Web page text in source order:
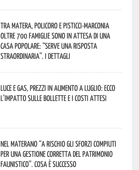
Tra Matera, Policoro e Pisticci-Marconia
oltre 700 famiglie sono in attesa di una
casa popolare: “serve una risposta
straordinaria”. I dettagli
Luce e gas, prezzi in aumento a luglio: ecco
l’impatto sulle bollette e i costi attesi
Nel materano “a rischio gli sforzi compiuti
per una gestione corretta del patrimonio
faunistico”. Cosa è successo